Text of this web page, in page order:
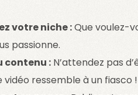
votre niche :Que voulez-
passionne.
contenu :N’attendez pas
vidéo ressemble à un fiasco !